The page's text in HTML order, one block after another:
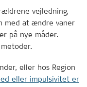
vejledning,
med at ændre vaner
på nye måder.
eller hos Region
eller impulsivitet er